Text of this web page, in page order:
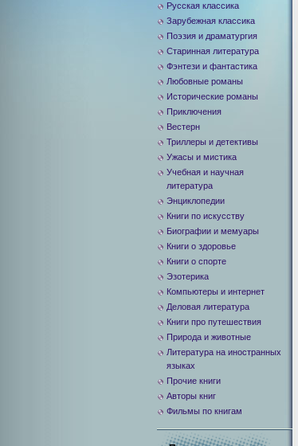
Русская классика
Зарубежная классика
Поэзия и драматургия
Старинная литература
Фэнтези и фантастика
Любовные романы
Исторические романы
Приключения
Вестерн
Триллеры и детективы
Ужасы и мистика
Учебная и научная
литература
Энциклопедии
Книги по искусству
Биографии и мемуары
Книги о здоровье
Книги о спорте
Эзотерика
Компьютеры и интернет
Деловая литература
Книги про путешествия
Природа и животные
Литература на иностранных
языках
Прочие книги
Авторы книг
Фильмы по книгам